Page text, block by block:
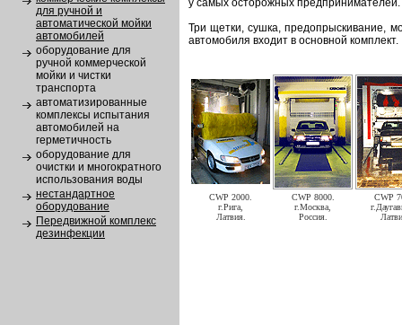
для ручной и
автоматической мойки
автомобилей
оборудование для
ручной коммерческой
мойки и чистки
транспорта
автоматизированные
комплексы испытания
автомобилей на
герметичность
оборудование для
очистки и многократного
использования воды
нестандартное
оборудование
Передвижной комплекс
дезинфекции
у самых осторожных предпринимателей.
Три щетки, сушка, предопрыскивание,
автомобиля входит в основной комплект.
CWP 2000.
г.Рига,
Латвия.
CWP 8000.
г.Москва,
Россия.
CWP